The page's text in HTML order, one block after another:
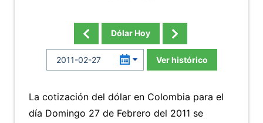
Dólar Hoy
Ver histórico
La cotización del dólar en Colombia para el
día Domingo 27 de Febrero del 2011 se